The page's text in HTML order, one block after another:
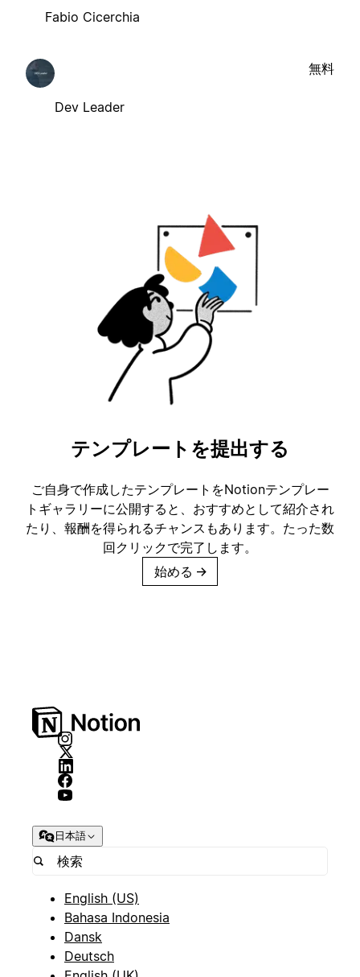
Fabio Cicerchia
Dev Leader
無料
テンプレートを提出する
ご自身で作成したテンプレートをNotionテンプレー
トギャラリーに公開すると、おすすめとして紹介され
たり、報酬を得られるチャンスもあります。たった数
回クリックで完了します。
始める →
日本語
English (US)
Bahasa Indonesia
Dansk
Deutsch